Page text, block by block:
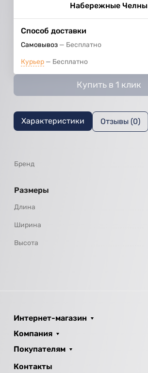
Набережные Челны
Способ доставки
Самовывоз Бесплатно
Курьер Бесплатно
Купить в 1 клик
Характеристики Отзывы (0)
Бренд
Размеры
Длина
Ширина
Высота
Интернет-магазин
Компания
Покупателям
Контакты